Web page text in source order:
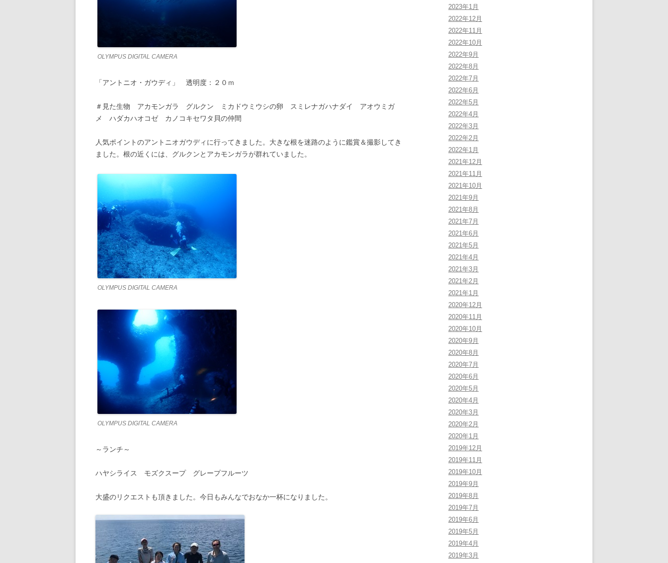
OLYMPUS DIGITAL CAMERA
「アントニオ・ガウディ」 透明度：２０ｍ
＃見た生物 アカモンガラ グルクン ミカドウミウシの卵 スミレナガハナダイ アオウミガ
メ ハダカハオコゼ カノコキセワタ貝の仲間
人気ポイントのアントニオガウディに行ってきました。大きな根を迷路のように鑑賞＆撮影してき
ました。根の近くには、グルクンとアカモンガラが群れていました。
OLYMPUS DIGITAL CAMERA
OLYMPUS DIGITAL CAMERA
～ランチ～
ハヤシライス モズクスープ グレープフルーツ
大盛のリクエストも頂きました。今日もみんなでおなか一杯になりました。
2023年1月
2022年12月
2022年11月
2022年10月
2022年9月
2022年8月
2022年7月
2022年6月
2022年5月
2022年4月
2022年3月
2022年2月
2022年1月
2021年12月
2021年11月
2021年10月
2021年9月
2021年8月
2021年7月
2021年6月
2021年5月
2021年4月
2021年3月
2021年2月
2021年1月
2020年12月
2020年11月
2020年10月
2020年9月
2020年8月
2020年7月
2020年6月
2020年5月
2020年4月
2020年3月
2020年2月
2020年1月
2019年12月
2019年11月
2019年10月
2019年9月
2019年8月
2019年7月
2019年6月
2019年5月
2019年4月
2019年3月